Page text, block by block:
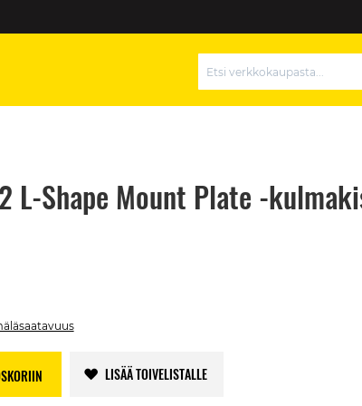
L-Shape Mount Plate -
LISÄÄ TOIVELISTALLE